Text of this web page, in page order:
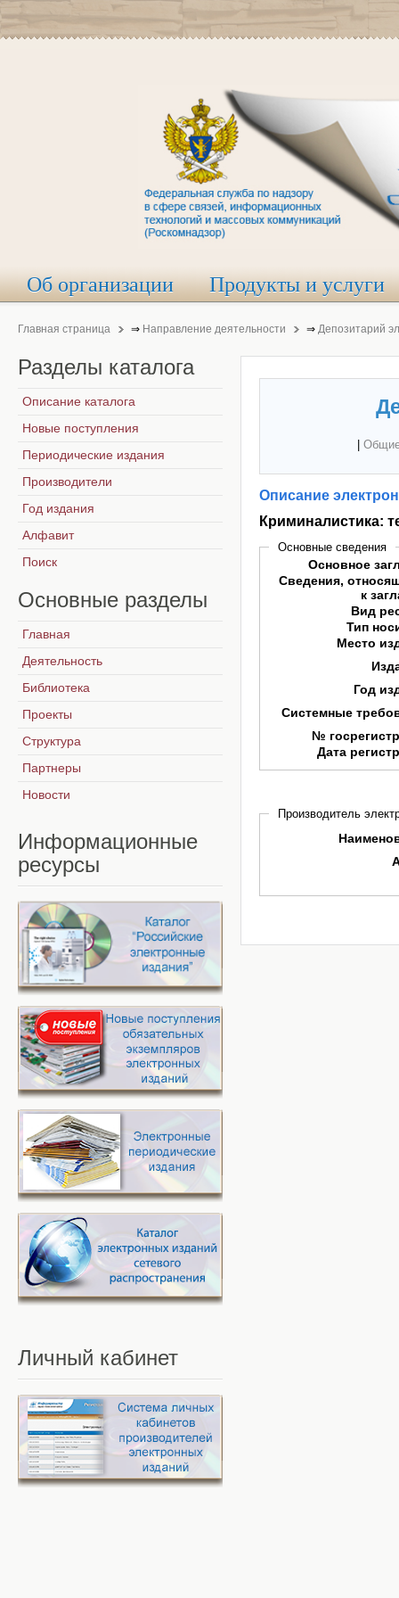
Об организации Продукты и услуги
Главная страница ⇒ Направление деятельности ⇒ Депозитарий
Описание
Криминалистика:
Основные сведения
Основное
Сведения,
к
Вид
Тип
Место
Год
Системные
№
Дата
Производитель
Разделы каталога
Описание каталога
Новые поступления
Периодические издания
Производители
Год издания
Алфавит
Поиск
Основные разделы
Главная
Деятельность
Библиотека
Проекты
Структура
Партнеры
Новости
Информационные
ресурсы
Личный кабинет